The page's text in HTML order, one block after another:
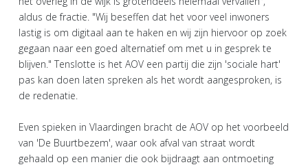
aldus de fractie. "Wij beseffen dat het voor veel inwoners
lastig is om digitaal aan te haken en wij zijn hiervoor op zoek
gegaan naar een goed alternatief om met u in gesprek te
blijven." Tenslotte is het AOV een partij die zijn 'sociale hart'
pas kan doen laten spreken als het wordt aangesproken, is
de redenatie.
Even spieken in Vlaardingen bracht de AOV op het voorbeeld
van 'De Buurtbezem', waar ook afval van straat wordt
gehaald op een manier die ook bijdraagt aan ontmoeting